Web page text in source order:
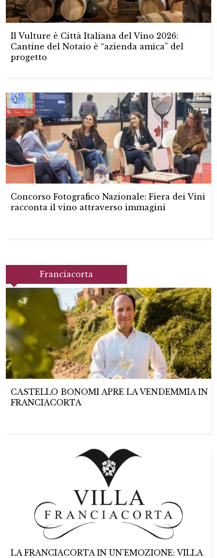
Il Vulture è Città Italiana del Vino 2026:
Cantine del Notaio è “azienda amica” del
progetto
Concorso Fotografico Nazionale: Fiera dei Vini
racconta il vino attraverso immagini
Franciacorta
CASTELLO BONOMI APRE LA VENDEMMIA IN
FRANCIACORTA
LA FRANCIACORTA IN UN’EMOZIONE: VILLA